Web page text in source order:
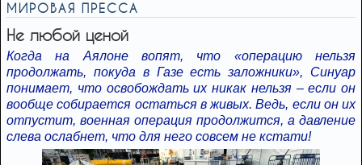
МИРОВАЯ ПРЕССА
Не любой ценой
Когда на Аялоне вопят, что «операцию нельзя
продолжать, покуда в Газе есть заложники», Синуар
понимает, что освобождать их никак нельзя – если он
вообще собирается остаться в живых. Ведь, если он их
отпустит, военная операция продолжится, а давление
слева ослабнет, что для него совсем не кстати!